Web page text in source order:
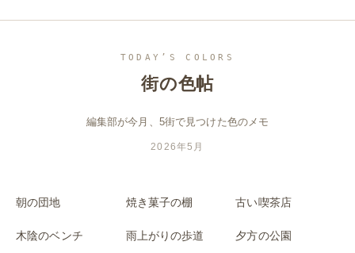
TODAY’S COLORS
街の色帖
編集部が今月、5街で見つけた色のメモ
2026年5月
朝の団地 焼き菓子の棚 古い喫茶店
木陰のベンチ 雨上がりの歩道 夕方の公園